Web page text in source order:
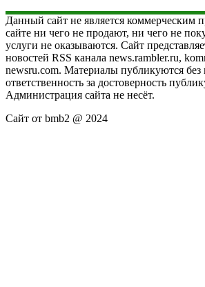
Данный сайт не является коммерческим
сайте ни чего не продают, ни чего не
услуги не оказываются. Сайт
новостей RSS канала news.rambler.ru,
newsru.com. Материалы публикуются без
ответственность за достоверность
Администрация сайта не несёт.
Сайт от bmb2 @ 2024